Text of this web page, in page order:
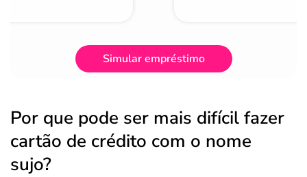
Simular empréstimo
Por que pode ser mais difícil fazer
cartão de crédito com o nome
sujo?